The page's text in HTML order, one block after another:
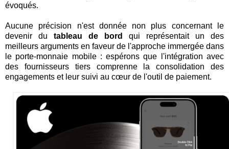
évoqués.
Aucune précision n'est donnée non plus concernant le
devenir du tableau de bord
qui représentait un des
meilleurs arguments en faveur de l'approche immergée dans
le porte-monnaie mobile : espérons que l'intégration avec
des fournisseurs tiers comprenne la consolidation des
engagements et leur suivi au cœur de l'outil de paiement.